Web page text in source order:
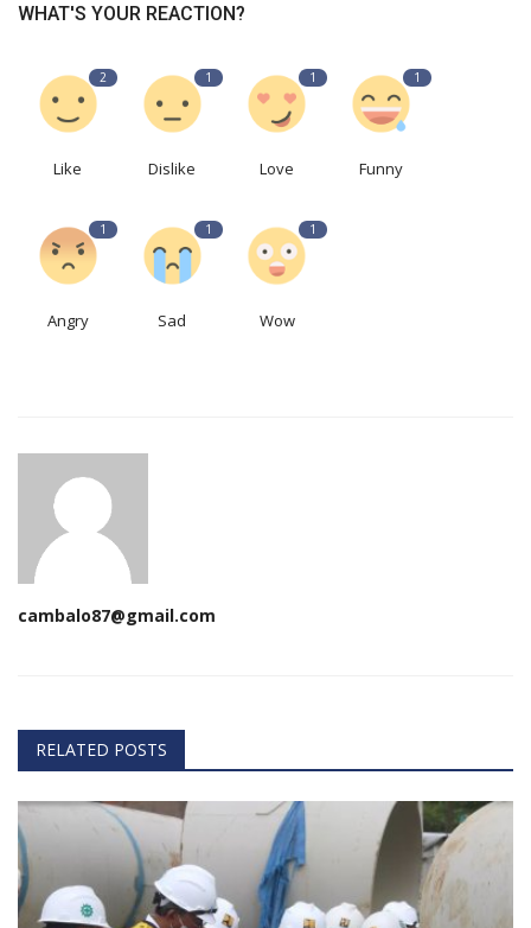
WHAT'S YOUR REACTION?
2
Like
1
Dislike
1
Love
1
Funny
1
Angry
1
Sad
1
Wow
cambalo87@gmail.com
RELATED POSTS